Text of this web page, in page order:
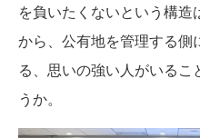
を負いたくないという構
から、公有地を管理する側
る、思いの強い人がいるこ
うか。